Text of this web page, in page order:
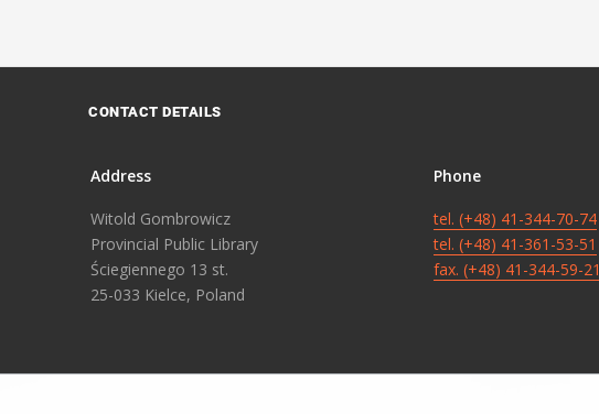
CONTACT DETAILS
Address
Witold Gombrowicz
Provincial Public Library
Ściegiennego 13 st.
25-033 Kielce, Poland
Phone
tel. (+48) 41-344-70-74
tel. (+48) 41-361-53-51
fax. (+48) 41-344-59-21